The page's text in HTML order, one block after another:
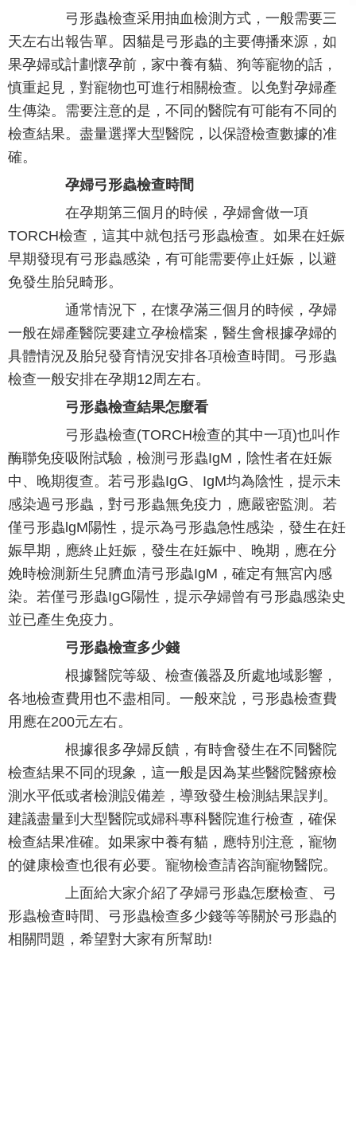
弓形蟲檢查采用抽血檢測方式，一般需要三
天左右出報告單。因貓是弓形蟲的主要傳播來源，如
果孕婦或計劃懷孕前，家中養有貓、狗等寵物的話，
慎重起見，對寵物也可進行相關檢查。以免對孕婦產
生傳染。需要注意的是，不同的醫院有可能有不同的
檢查結果。盡量選擇大型醫院，以保證檢查數據的准
確。
孕婦弓形蟲檢查時間
在孕期第三個月的時候，孕婦會做一項
TORCH檢查，這其中就包括弓形蟲檢查。如果在妊娠
早期發現有弓形蟲感染，有可能需要停止妊娠，以避
免發生胎兒畸形。
通常情況下，在懷孕滿三個月的時候，孕婦
一般在婦產醫院要建立孕檢檔案，醫生會根據孕婦的
具體情況及胎兒發育情況安排各項檢查時間。弓形蟲
檢查一般安排在孕期12周左右。
弓形蟲檢查結果怎麼看
弓形蟲檢查(TORCH檢查的其中一項)也叫作
酶聯免疫吸附試驗，檢測弓形蟲IgM，陰性者在妊娠
中、晚期復查。若弓形蟲IgG、IgM均為陰性，提示未
感染過弓形蟲，對弓形蟲無免疫力，應嚴密監測。若
僅弓形蟲lgM陽性，提示為弓形蟲急性感染，發生在妊
娠早期，應終止妊娠，發生在妊娠中、晚期，應在分
娩時檢測新生兒臍血清弓形蟲IgM，確定有無宮內感
染。若僅弓形蟲IgG陽性，提示孕婦曾有弓形蟲感染史
並已產生免疫力。
弓形蟲檢查多少錢
根據醫院等級、檢查儀器及所處地域影響，
各地檢查費用也不盡相同。一般來說，弓形蟲檢查費
用應在200元左右。
根據很多孕婦反饋，有時會發生在不同醫院
檢查結果不同的現象，這一般是因為某些醫院醫療檢
測水平低或者檢測設備差，導致發生檢測結果誤判。
建議盡量到大型醫院或婦科專科醫院進行檢查，確保
檢查結果准確。如果家中養有貓，應特別注意，寵物
的健康檢查也很有必要。寵物檢查請咨詢寵物醫院。
上面給大家介紹了孕婦弓形蟲怎麼檢查、弓
形蟲檢查時間、弓形蟲檢查多少錢等等關於弓形蟲的
相關問題，希望對大家有所幫助!